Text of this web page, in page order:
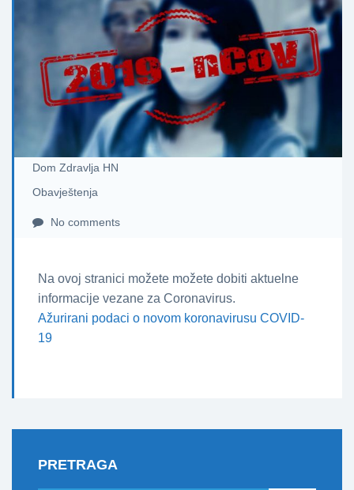
Dom Zdravlja HN
Obavještenja
No comments
Na ovoj stranici možete možete dobiti aktuelne
informacije vezane za Coronavirus.
Ažurirani podaci o novom koronavirusu COVID-
19
PRETRAGA